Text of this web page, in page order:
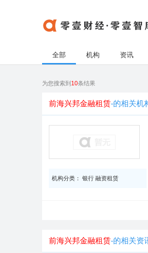
全部 机构 资讯
为您搜索到 10条结果
前海兴邦金融租赁-的相关机
机构分类： 银行 融资租赁
前海兴邦金融租赁-的相关资